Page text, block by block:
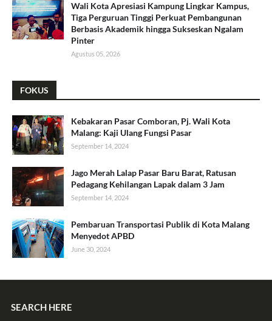
Wali Kota Apresiasi Kampung Lingkar Kampus,
Tiga Perguruan Tinggi Perkuat Pembangunan
Berbasis Akademik hingga Sukseskan Ngalam
Pinter
Agustus 05, 2026
FOKUS
Kebakaran Pasar Comboran, Pj. Wali Kota
Malang: Kaji Ulang Fungsi Pasar
September 14, 2024
Jago Merah Lalap Pasar Baru Barat, Ratusan
Pedagang Kehilangan Lapak dalam 3 Jam
September 14, 2024
Pembaruan Transportasi Publik di Kota Malang
Menyedot APBD
June 30, 2024
SEARCH HERE